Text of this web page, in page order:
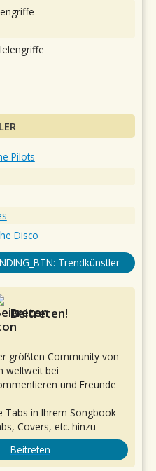
Pilots
Disco
Trendkünstler
Beitreten!
größten Community von
weltweit bei
und Freunde
Tabs in Ihrem Songbook
Covers, etc. hinzu
Beitreten